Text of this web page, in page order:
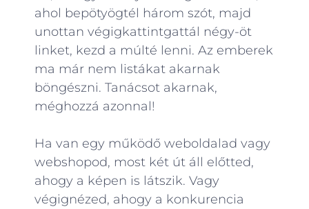
ahol bepötyögtél három szót, majd
unottan végigkattintgattál négy-öt
linket, kezd a múlté lenni. Az emberek
ma már nem listákat akarnak
böngészni. Tanácsot akarnak,
méghozzá azonnal!
Ha van egy működő weboldalad vagy
webshopod, most két út áll előtted,
ahogy a képen is látszik. Vagy
végignézed, ahogy a konkurencia